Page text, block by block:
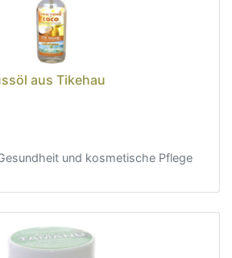
aus Tikehau
und kosmetische Pflege